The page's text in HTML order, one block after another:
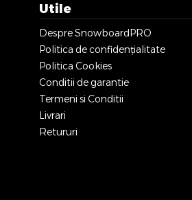
Utile
Despre SnowboardPRO
Politica de confidențialitate
Politica Cookies
Conditii de garantie
Termeni si Conditii
Livrari
Retururi